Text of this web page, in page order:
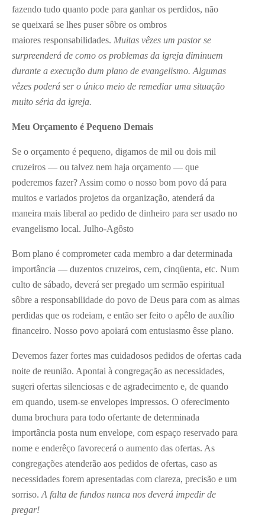
fazendo tudo quanto pode para ganhar os perdidos, não
se queixará se lhes puser sôbre os ombros
maiores responsabilidades. Muitas vêzes um pastor se
surpreenderá de como os problemas da igreja diminuem
durante a execução dum plano de evangelismo. Algumas
vêzes poderá ser o único meio de remediar uma situação
muito séria da igreja.
Meu Orçamento é Pequeno Demais
Se o orçamento é pequeno, digamos de mil ou dois mil
cruzeiros — ou talvez nem haja orçamento — que
poderemos fazer? Assim como o nosso bom povo dá para
muitos e variados projetos da organização, atenderá da
maneira mais liberal ao pedido de dinheiro para ser usado no
evangelismo local. Julho-Agôsto
Bom plano é comprometer cada membro a dar determinada
importância — duzentos cruzeiros, cem, cinqüenta, etc. Num
culto de sábado, deverá ser pregado um sermão espiritual
sôbre a responsabilidade do povo de Deus para com as almas
perdidas que os rodeiam, e então ser feito o apêlo de auxílio
financeiro. Nosso povo apoiará com entusiasmo êsse plano.
Devemos fazer fortes mas cuidadosos pedidos de ofertas cada
noite de reunião. Apontai à congregação as necessidades,
sugeri ofertas silenciosas e de agradecimento e, de quando
em quando, usem-se envelopes impressos. O oferecimento
duma brochura para todo ofertante de determinada
importância posta num envelope, com espaço reservado para
nome e enderêço favorecerá o aumento das ofertas. As
congregações atenderão aos pedidos de ofertas, caso as
necessidades forem apresentadas com clareza, precisão e um
sorriso. A falta de fundos nunca nos deverá impedir de
pregar!